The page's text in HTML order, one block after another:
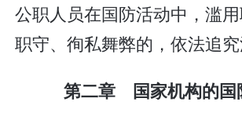
公职人员在国防活动中，滥
职守、徇私舞弊的，依法追究
第二章 国家机构的国